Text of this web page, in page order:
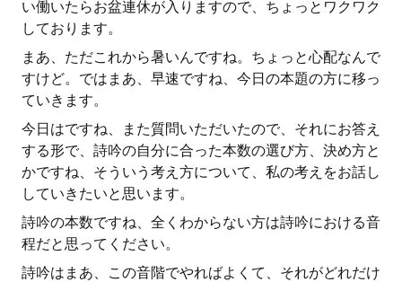
い働いたらお盆連休が入りますので、ちょっとワクワク
しております。
まあ、ただこれから暑いんですね。ちょっと心配なんで
すけど。ではまあ、早速ですね、今日の本題の方に移っ
ていきます。
今日はですね、また質問いただいたので、それにお答え
する形で、詩吟の自分に合った本数の選び方、決め方と
かですね、そういう考え方について、私の考えをお話し
していきたいと思います。
詩吟の本数ですね、全くわからない方は詩吟における音
程だと思ってください。
詩吟はまあ、この音階でやればよくて、それがどれだけ